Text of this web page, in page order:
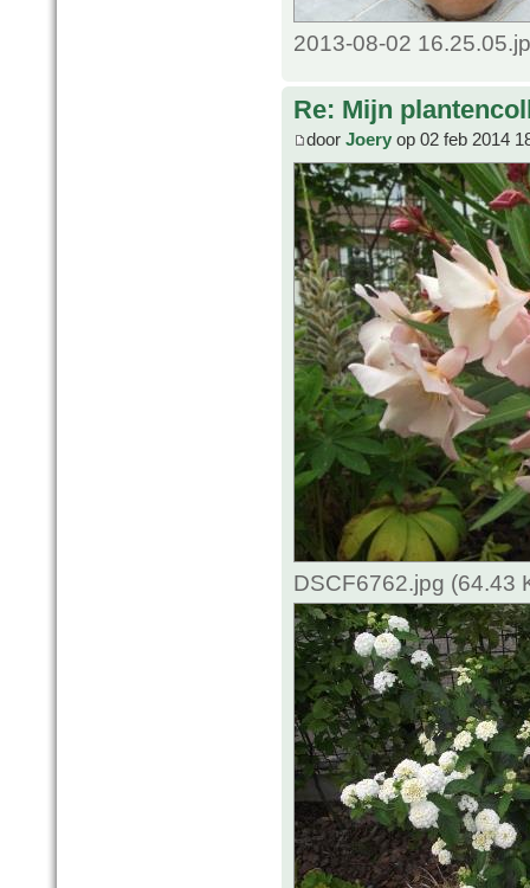
2013-08-02
Re: Mijn
door Joery op 02 feb 2014
DSCF6762.jpg (64.43